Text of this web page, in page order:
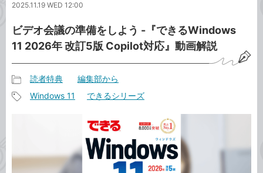
ッ
2025.11.19 WED 12:00
ビデオ会議の準備をしよう -『できるWindows
11 2026年 改訂5版 Copilot対応』動画解説
事
リ
読者特典 編集部から
Windows 11 できるシリーズ